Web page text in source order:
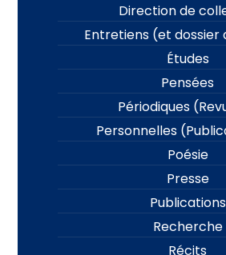
Direction de
Entretiens (et dossier
Études
Pensées
Périodiques
Personnelles
Poésie
Presse
Publications
Recherche
Récits